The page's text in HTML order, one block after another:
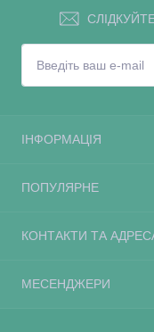
ІНФОРМАЦІЯ
ПОПУЛЯРНЕ
КОНТАКТИ ТА
МЕСЕНДЖЕРИ